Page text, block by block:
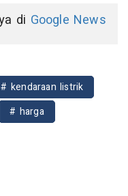
di Google News
# kendaraan listrik
# harga